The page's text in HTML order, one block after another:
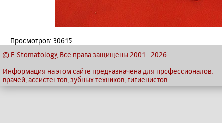
Просмотров: 30615
© E-Stomatology, Все права защищены 2001 - 2026
Информация на этом сайте предназначена для профессионалов:
врачей, ассистентов, зубных техников, гигиенистов